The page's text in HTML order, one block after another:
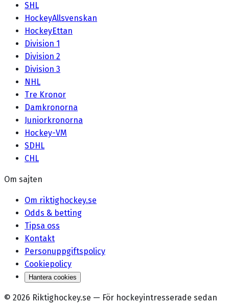
SHL
HockeyAllsvenskan
HockeyEttan
Division 1
Division 2
Division 3
NHL
Tre Kronor
Damkronorna
Juniorkronorna
Hockey-VM
SDHL
CHL
Om sajten
Om riktighockey.se
Odds & betting
Tipsa oss
Kontakt
Personuppgiftspolicy
Cookiepolicy
Hantera cookies
© 2026 Riktighockey.se — För hockeyintresserade sedan